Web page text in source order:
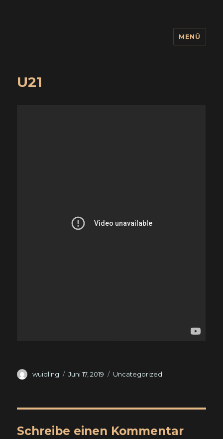
MENÜ
U21
Autor
wuidling
Veröffentlicht
Juni 17, 2019 Kategorien
Uncategorized
Schreibe einen Kommentar